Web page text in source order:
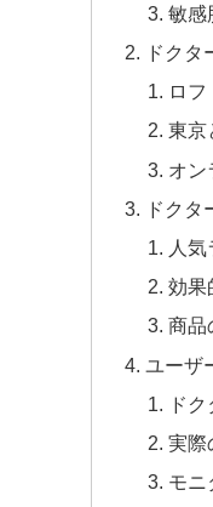
敏感
ドクタ
ロ
東京
オン
ドクタ
人
効果
商品
ユーザ
ド
実際
モニ